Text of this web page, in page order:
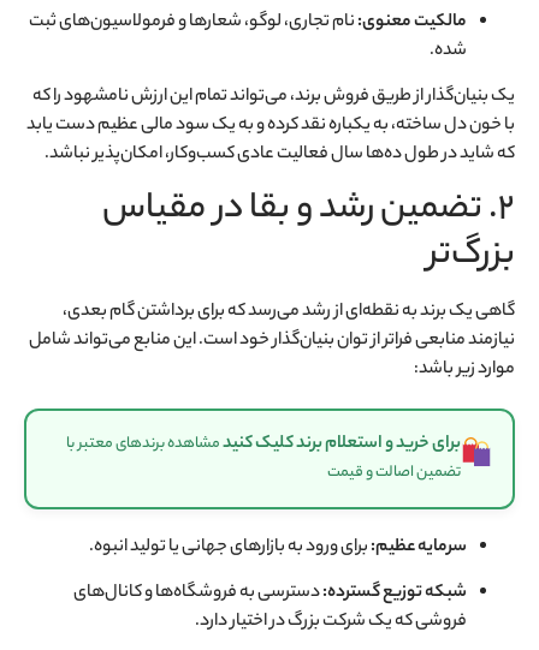
مالکیت معنوی:نام تجاری، لوگو، شعارها و فرمولاسیون‌های ثبت
شده.
یک بنیان‌گذار از طریق فروش برند، می‌تواند تمام این ارزش نامشهود را که
با خون دل ساخته، به یکباره نقد کرده و به یک سود مالی عظیم دست یابد
که شاید در طول ده‌ها سال فعالیت عادی کسب‌وکار، امکان‌پذیر نباشد.
۲. تضمین رشد و بقا در مقیاس
بزرگ‌تر
گاهی یک برند به نقطه‌ای از رشد می‌رسد که برای برداشتن گام بعدی،
نیازمند منابعی فراتر از توان بنیان‌گذار خود است. این منابع می‌تواند شامل
موارد زیر باشد:
برای خرید و استعلام برند کلیک کنیدمشاهده برندهای معتبر با
تضمین اصالت و قیمت
سرمایه عظیم:برای ورود به بازارهای جهانی یا تولید انبوه.
شبکه توزیع گسترده:دسترسی به فروشگاه‌ها و کانال‌های
فروشی که یک شرکت بزرگ در اختیار دارد.